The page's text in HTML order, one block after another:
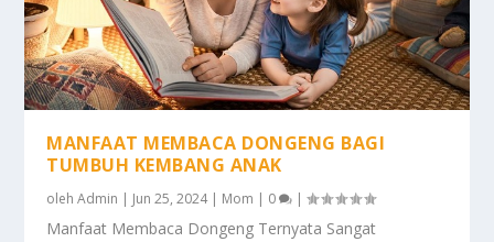
MANFAAT MEMBACA DONGENG BAGI
TUMBUH KEMBANG ANAK
olehAdmin | Jun 25, 2024| Mom | 0 |
Manfaat Membaca Dongeng Ternyata Sangat